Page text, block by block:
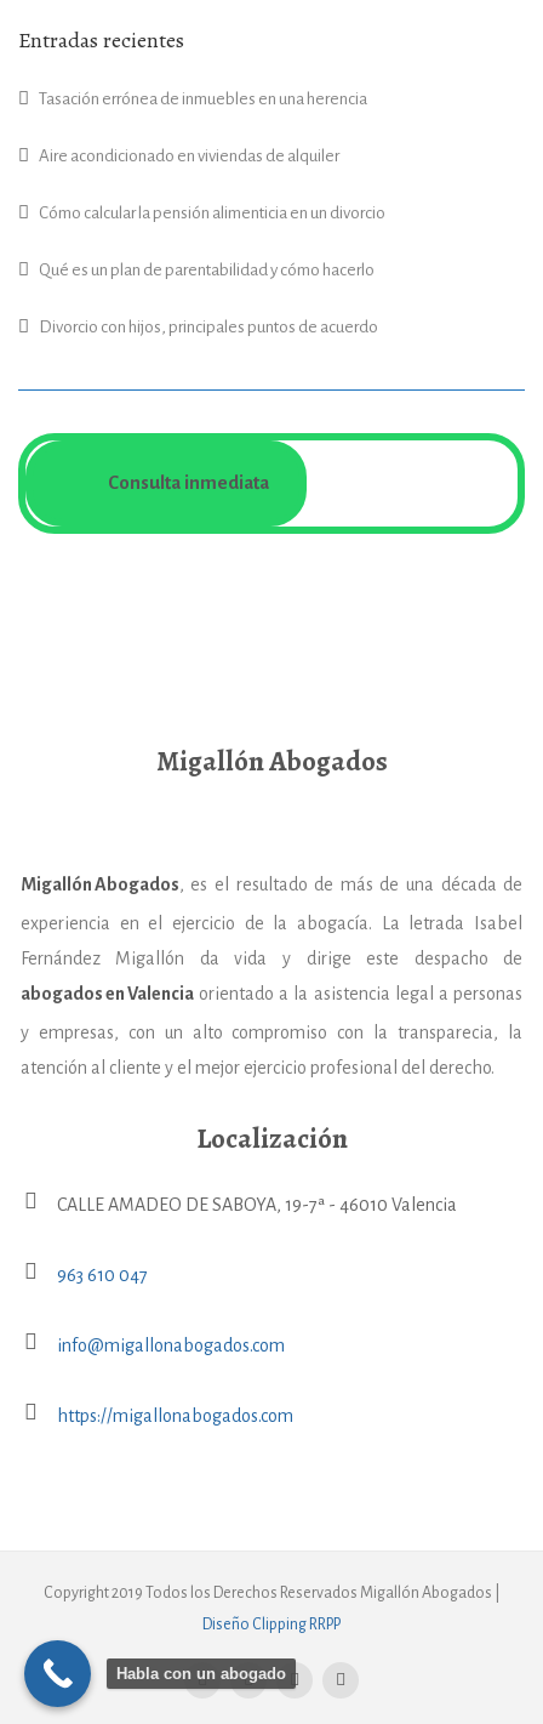
Entradas recientes
Tasación errónea de inmuebles en una herencia
Aire acondicionado en viviendas de alquiler
Cómo calcular la pensión alimenticia en un divorcio
Qué es un plan de parentabilidad y cómo hacerlo
Divorcio con hijos, principales puntos de acuerdo
Consulta inmediata
Migallón Abogados
Migallón Abogados, es el resultado de más de una década de
experiencia en el ejercicio de la abogacía. La letrada Isabel
Fernández Migallón da vida y dirige este despacho de
abogados en Valenciaorientado a la asistencia legal a personas
y empresas, con un alto compromiso con la transparecia, la
atención al cliente y el mejor ejercicio profesional del derecho.
Localización
CALLE AMADEO DE SABOYA, 19-7ª - 46010 Valencia
963 610 047
info@migallonabogados.com
https://migallonabogados.com
Copyright 2019 Todos los Derechos Reservados Migallón Abogados |
Diseño Clipping RRPP
Habla con un abogado